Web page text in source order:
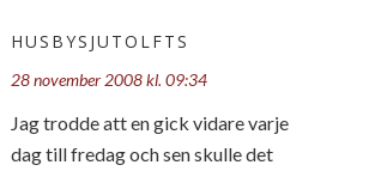
HUSBYSJUTOLFTS
28 november 2008 kl. 09:34
Jag trodde att en gick vidare varje
dag till fredag och sen skulle det